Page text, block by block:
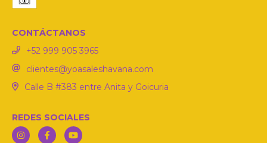
CONTÁCTANOS
‪+52 999 905 3965‬
clientes@yoasaleshavana.com
Calle B #383 entre Anita y Goicuria
REDES SOCIALES